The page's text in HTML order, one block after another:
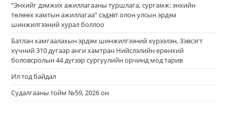
“Энхийг дэмжих ажиллагааны туршлага, сургамж: энхийн
төлөөх хамтын ажиллагаа” сэдэвт олон улсын эрдэм
шинжилгээний хурал боллоо
Батлан хамгаалахын эрдэм шинжилгээний хүрээлэн, Зэвсэгт
хүчний 310 дугаар анги хамтран Нийслэлийн ерөнхий
боловсролын 44 дүгээр сургуулийн орчинд мод тарив
Ил тод байдал
Судалгааны тойм №59, 2026 он